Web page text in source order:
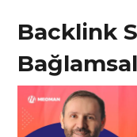
Backlink